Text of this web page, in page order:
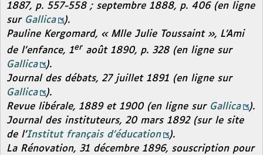
1887, p. 557-558 ; septembre 1888, p. 406 (en ligne
sur Gallica
).
Pauline Kergomard, « Mlle Julie Toussaint », L’Ami
de l’enfance, 1er août 1890, p. 328 (en ligne sur
Gallica
).
Journal des débats, 27 juillet 1891 (en ligne sur
Gallica
).
Revue libérale, 1889 et 1900 (en ligne sur Gallica
).
Journal des instituteurs, 20 mars 1892 (sur le site
de l’Institut français d’éducation
).
La Rénovation, 31 décembre 1896, souscription pour